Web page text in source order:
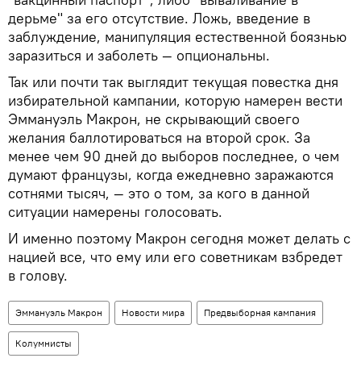
дерьме" за его отсутствие. Ложь, введение в
заблуждение, манипуляция естественной боязнью
заразиться и заболеть — опциональны.
Так или почти так выглядит текущая повестка дня
избирательной кампании, которую намерен вести
Эммануэль Макрон, не скрывающий своего
желания баллотироваться на второй срок. За
менее чем 90 дней до выборов последнее, о чем
думают французы, когда ежедневно заражаются
сотнями тысяч, — это о том, за кого в данной
ситуации намерены голосовать.
И именно поэтому Макрон сегодня может делать с
нацией все, что ему или его советникам взбредет
в голову.
Эммануэль Макрон Новости мира Предвыборная кампания
Колумнисты